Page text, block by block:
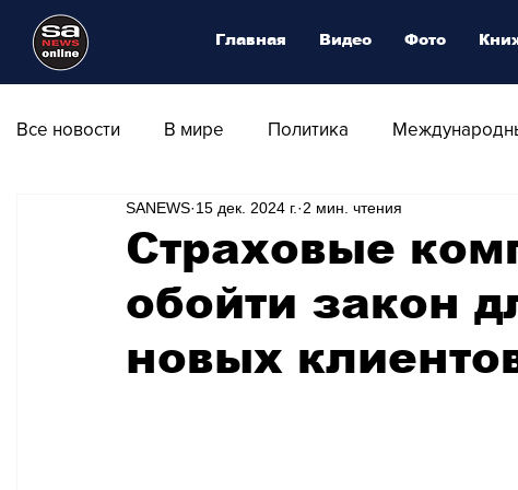
Все новости В мире Политика
Общество Армия Аналитика
Транспорт Культура Магия искусства
Страховые
обойти закон
новых
SANEWS 15 дек. 2024 г. 2 мин. чтения
Главная Видео Фото